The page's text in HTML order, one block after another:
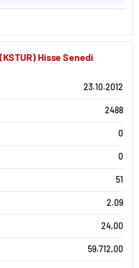
Hisse Senedi
23.10.2012
2488
0
0
51
2.09
24,00
59.712,00